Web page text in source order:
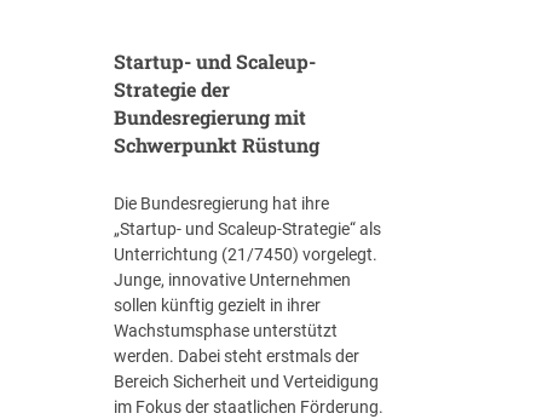
Startup- und Scaleup-
Strategie der
Bundesregierung mit
Schwerpunkt Rüstung
Die Bundesregierung hat ihre
„Startup- und Scaleup-Strategie“ als
Unterrichtung (21/7450) vorgelegt.
Junge, innovative Unternehmen
sollen künftig gezielt in ihrer
Wachstumsphase unterstützt
werden. Dabei steht erstmals der
Bereich Sicherheit und Verteidigung
im Fokus der staatlichen Förderung.